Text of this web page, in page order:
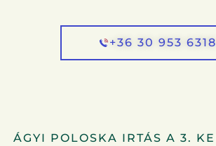
+36 30 953 6318
ÁGYI POLOSKA IRTÁS A 3.